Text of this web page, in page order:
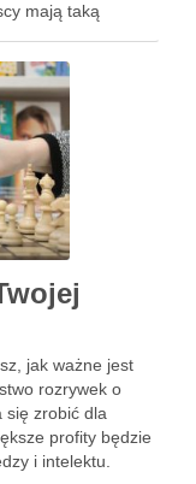
mają taką
jak ważne jest
rozrywek o
się zrobić dla
profity będzie
i intelektu.